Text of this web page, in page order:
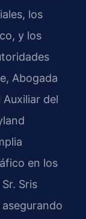
los
y los
Abogada
del
en los
Sris